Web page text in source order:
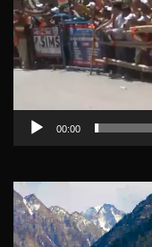
00:00
Video
Player